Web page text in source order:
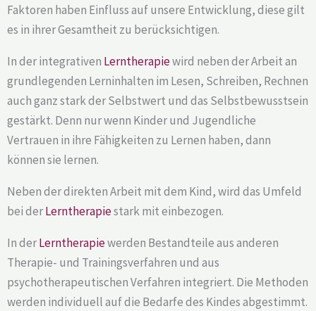
Faktoren haben Einfluss auf unsere Entwicklung, diese gilt
es in ihrer Gesamtheit zu berücksichtigen.
In der integrativen Lerntherapiewird neben der Arbeit an
grundlegenden Lerninhalten im Lesen, Schreiben, Rechnen
auch ganz stark der Selbstwert und das Selbstbewusstsein
gestärkt. Denn nur wenn Kinder und Jugendliche
Vertrauen in ihre Fähigkeiten zu Lernen haben, dann
können sie lernen.
Neben der direkten Arbeit mit dem Kind, wird das Umfeld
bei derLerntherapiestark mit einbezogen.
In derLerntherapiewerden Bestandteile aus anderen
Therapie- und Trainingsverfahren und aus
psychotherapeutischen Verfahren integriert. Die Methoden
werden individuell auf die Bedarfe des Kindes abgestimmt.